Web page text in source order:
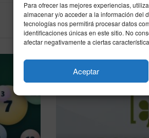
Para ofrecer las mejores experiencias,
almacenar y/o acceder a la información del
tecnologías nos permitirá procesar datos
identificaciones únicas en este sitio. No
afectar negativamente a ciertas
Aceptar